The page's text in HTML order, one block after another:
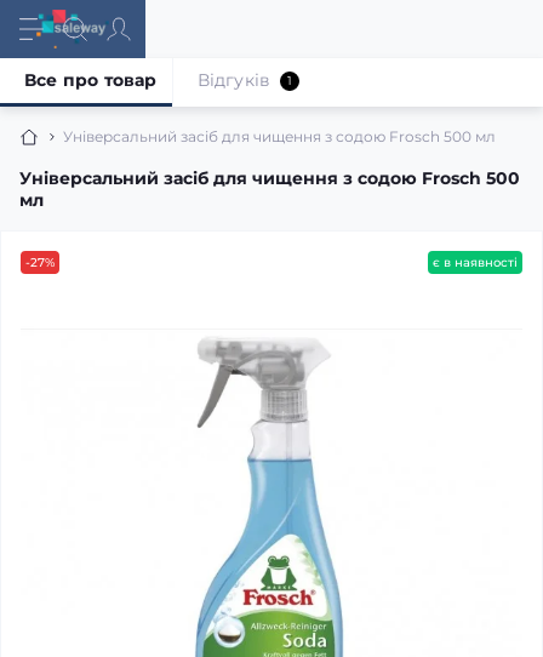
Універсальний засіб для чищення з содою Frosch 500 мл
Універсальний засіб для чищення з содою Frosch 500
мл
Все про товар Відгуків 1
-27% є в наявності